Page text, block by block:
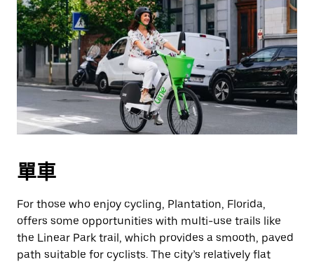
單車
For those who enjoy cycling, Plantation, Florida,
offers some opportunities with multi-use trails like
the Linear Park trail, which provides a smooth, paved
path suitable for cyclists. The city’s relatively flat